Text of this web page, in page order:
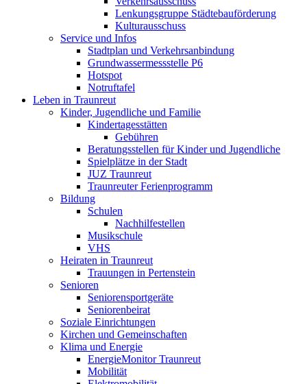
Lenkungsgruppe Städtebauförderung
Kulturausschuss
Service und Infos
Stadtplan und Verkehrsanbindung
Grundwassermessstelle P6
Hotspot
Notruftafel
Leben in Traunreut
Kinder, Jugendliche und Familie
Kindertagesstätten
Gebühren
Beratungsstellen für Kinder und Jugendliche
Spielplätze in der Stadt
JUZ Traunreut
Traunreuter Ferienprogramm
Bildung
Schulen
Nachhilfestellen
Musikschule
VHS
Heiraten in Traunreut
Trauungen in Pertenstein
Senioren
Seniorensportgeräte
Seniorenbeirat
Soziale Einrichtungen
Kirchen und Gemeinschaften
Klima und Energie
EnergieMonitor Traunreut
Mobilität